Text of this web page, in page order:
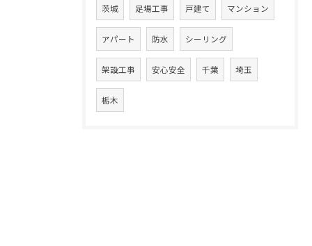
茨城 足場工事 戸建て マンション
アパート 防水 シーリング
架設工事 安心安全 千葉 埼玉
栃木